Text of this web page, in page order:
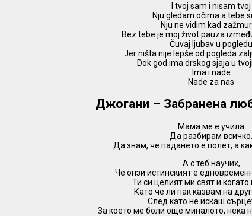
I tvoj sam i nisam tvoj
Nju gledam očima a tebe
Nju ne vidim kad
Bez tebe je moj život pauza
Čuvaj ljubav u pogledu
Jer ništa nije lepše od pogleda
Dok god ima drskog sjaja u
Ima i nade
Nade za nas
Джогани – Забранена
Мама ме е учила
Да разбирам всичко.
Да знам, че падането е полет, а
А с теб научих,
Че онзи истинският е
Ти си целият ми свят и
Като че ли пак казвам на
След като не искаш
За което ме боли още миналото, нека